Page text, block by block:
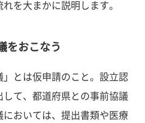
を大まかに説明します。
をおこなう
」とは仮申請のこと。設立認
て、都道府県との事前協議
おいては、提出書類や医療